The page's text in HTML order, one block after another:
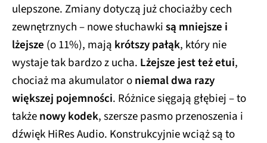
ulepszone. Zmiany dotyczą już chociażby cech
zewnętrznych – nowe słuchawkisą mniejsze i
lżejsze (o 11%), mają krótszy pałąk, który nie
wystaje tak bardzo z ucha. Lżejsze jest też etui,
chociaż ma akumulator oniemal dwa razy
większej pojemności. Różnice sięgają głębiej – to
takżenowy kodek, szersze pasmo przenoszenia i
dźwięk HiRes Audio. Konstrukcyjnie wciąż są to